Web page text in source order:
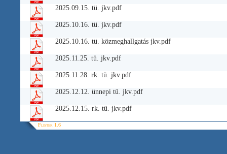
2025.09.15. tü. jkv.pdf
2025.10.16. tü. jkv.pdf
2025.10.16. tü. közmeghallgatás jkv.pdf
2025.11.25. tü. jkv.pdf
2025.11.28. rk. tü. jkv.pdf
2025.12.12. ünnepi tü. jkv.pdf
2025.12.15. rk. tü. jkv.pdf
Flister 1.6